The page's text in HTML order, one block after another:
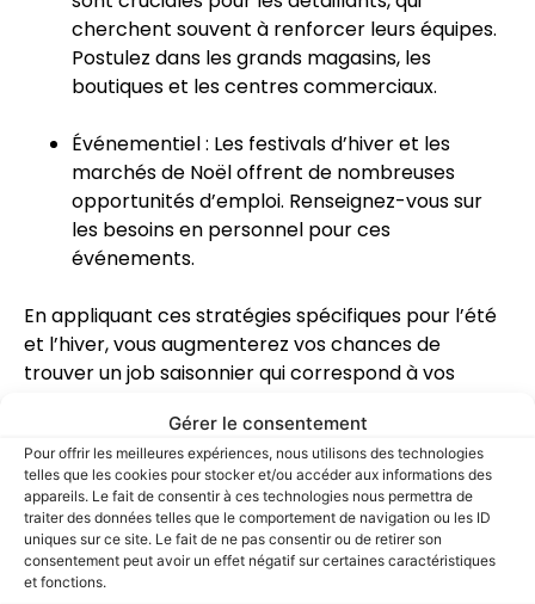
Gérer le consentement
Pour offrir les meilleures expériences, nous utilisons des technologies
telles que les cookies pour stocker et/ou accéder aux informations des
appareils. Le fait de consentir à ces technologies nous permettra de
traiter des données telles que le comportement de navigation ou les ID
uniques sur ce site. Le fait de ne pas consentir ou de retirer son
consentement peut avoir un effet négatif sur certaines caractéristiques
et fonctions.
cherchent souvent à renforcer leurs équipes.
Postulez dans les grands magasins, les
boutiques et les centres commerciaux.
Événementiel : Les festivals d’hiver et les
marchés de Noël offrent de nombreuses
opportunités d’emploi. Renseignez-vous sur
les besoins en personnel pour ces
événements.
En appliquant ces stratégies spécifiques pour l’été
et l’hiver, vous augmenterez vos chances de
trouver un job saisonnier qui correspond à vos
flexible et prêt à saisir les opportunités dès qu’elles
se présentent.
Conseils pour Réussir dans un